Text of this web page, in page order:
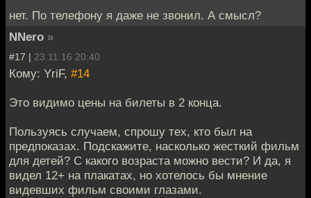
нет. По телефону я даже не звонил. А смысл?
NNero »
#17 | 23.11.16 20:40
Кому: YriF, #14
Это видимо цены на билеты в 2 конца.
Пользуясь случаем, спрошу тех, кто был на
предпоказах. Подскажите, насколько жесткий фильм
для детей? С какого возраста можно вести? И да, я
видел 12+ на плакатах, но хотелось бы мнение
видевших фильм своими глазами.